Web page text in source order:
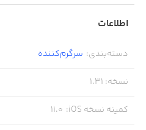
اطلاعات
دسته‌بندی: سرگرم‌کننده
نسخه:
1.31
کمینه نسخه iOS :
11.0